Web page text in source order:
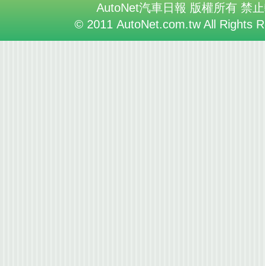
AutoNet汽車日報 版權所有 禁
© 2011 AutoNet.com.tw All Rights